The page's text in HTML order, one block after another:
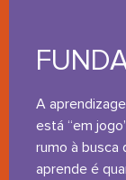
A
está “em
rumo à busca
aprende é